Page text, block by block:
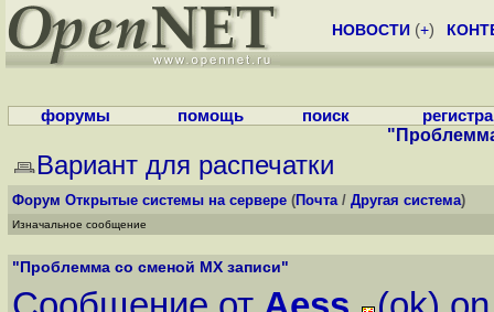
НОВОСТИ (+)
форумы помощь поиск
Вариант для распечатки
Форум Открытые системы на сервере (Почта/ Другая система)
Изначальное сообщение
"Проблемма со сменой MX записи"